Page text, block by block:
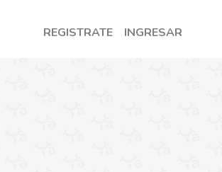
REGISTRATE INGRESAR